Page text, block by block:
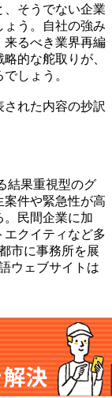
、そうでない企業
ょう。自社の強み
来るべき業界再編
的な舵取りが、
しょう。
れた内容の抄訳
結果重視型のグ
案件や緊急性が高
。民間企業に加
エクイティなど多
市に事務所を展
ウェブサイトは